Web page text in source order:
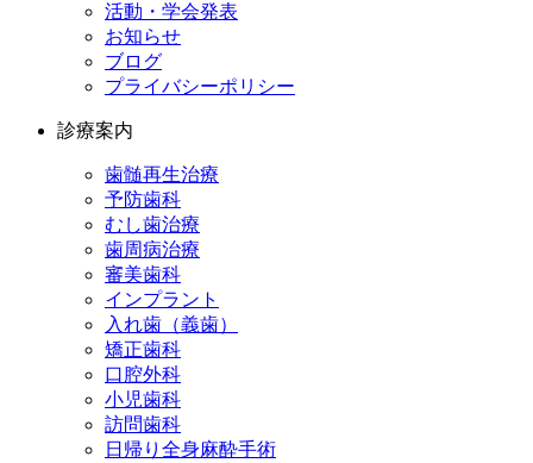
活動・学会発表
お知らせ
ブログ
プライバシーポリシー
診療案内
歯髄再生治療
予防歯科
むし歯治療
歯周病治療
審美歯科
インプラント
入れ歯（義歯）
矯正歯科
口腔外科
小児歯科
訪問歯科
日帰り全身麻酔手術